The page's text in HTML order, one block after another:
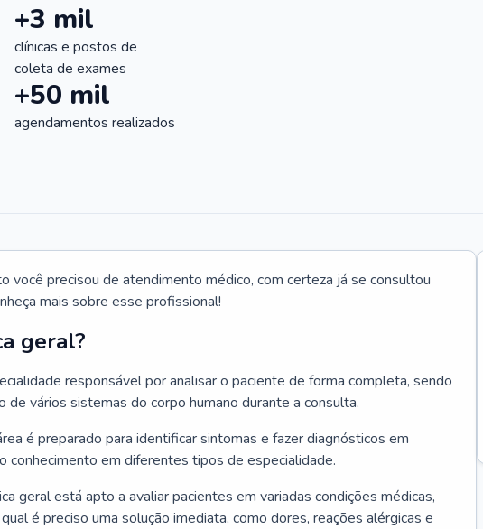
+3 mil
clínicas e postos de
coleta de exames
+50 mil
agendamentos realizados
você precisou de atendimento médico, com certeza já se consultou
mais sobre esse profissional!
geral?
responsável por analisar o paciente de forma completa, sendo
de vários sistemas do corpo humano durante a consulta.
é preparado para identificar sintomas e fazer diagnósticos em
conhecimento em diferentes tipos de especialidade.
geral está apto a avaliar pacientes em variadas condições médicas,
é preciso uma solução imediata, como dores, reações alérgicas e